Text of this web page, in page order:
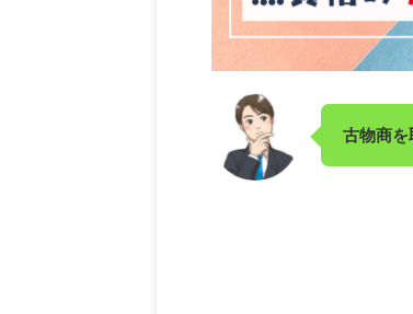
古物商を